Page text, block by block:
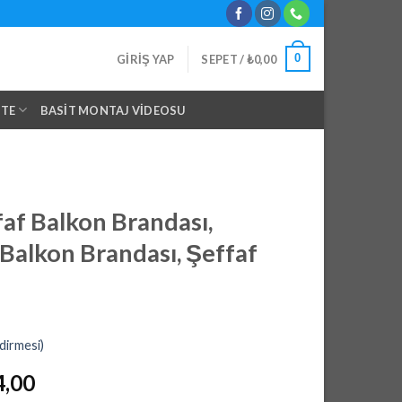
GIRIŞ YAP SEPET /₺0,00 0
BASIT MONTAJ VIDEOSU
Balkon Brandası,
Brandası, Şeffaf
Şu